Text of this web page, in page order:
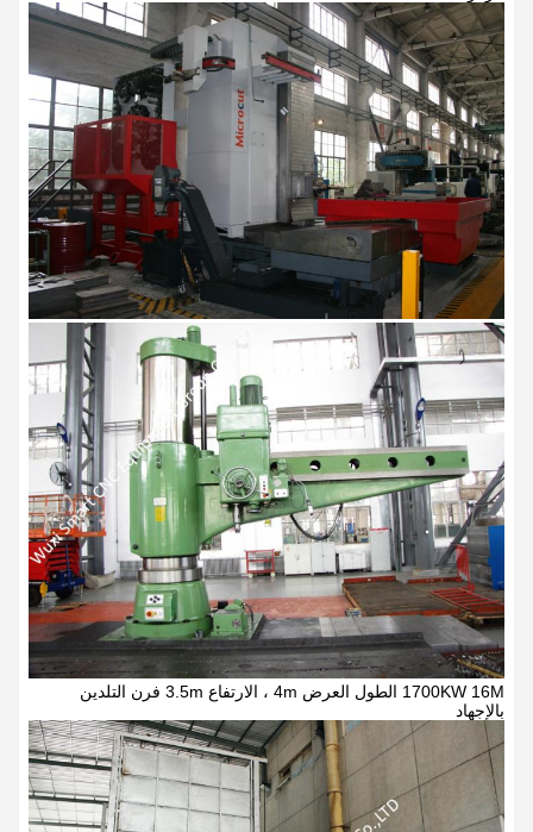
1700KW 16M الطول العرض 4m ، الارتفاع 3.5m فرن التلدين
بالإجهاد